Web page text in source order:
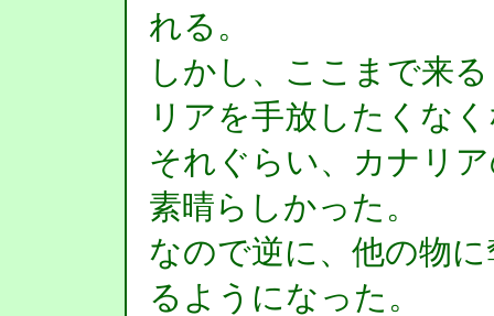
れる。
しかし、ここまで来
リアを手放したくな
それぐらい、カナリ
素晴らしかった。
なので逆に、他の物
るようになった。